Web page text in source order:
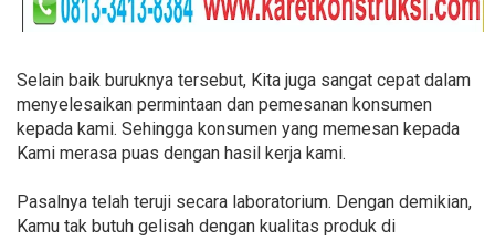
Selain baik buruknya tersebut, Kita juga sangat cepat dalam
menyelesaikan permintaan dan pemesanan konsumen
kepada kami. Sehingga konsumen yang memesan kepada
Kami merasa puas dengan hasil kerja kami.
Pasalnya telah teruji secara laboratorium. Dengan demikian,
Kamu tak butuh gelisah dengan kualitas produk di